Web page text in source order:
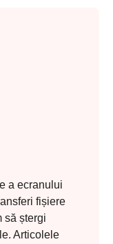
a ecranului
fișiere
să ștergi
Articolele